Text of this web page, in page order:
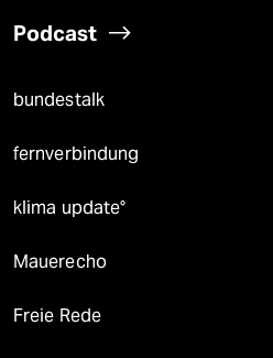
Podcast
bundestalk
fernverbindung
klima update°
Mauerecho
Freie Rede